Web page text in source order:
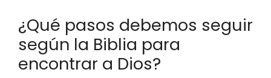
¿Qué pasos debemos seguir
según la Biblia para
encontrar a Dios?